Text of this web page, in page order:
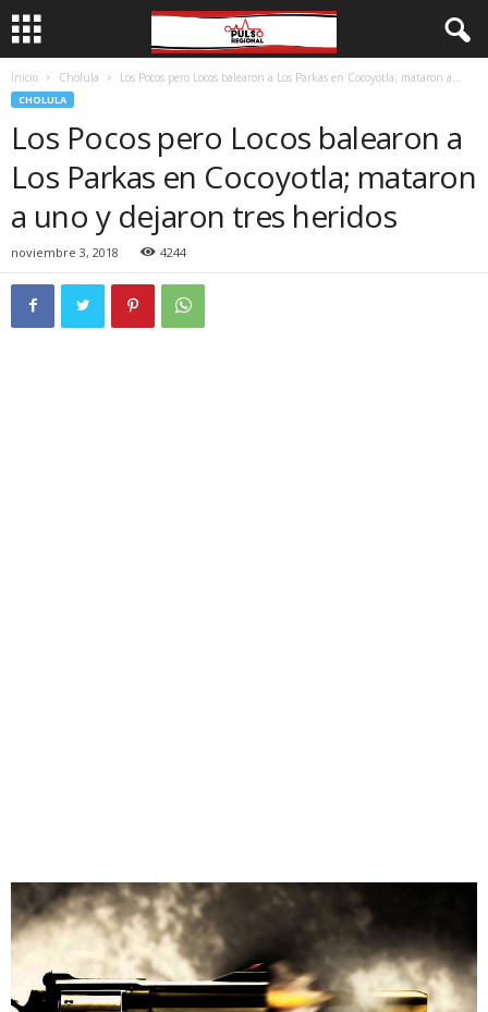
Inicio Cholula Los Pocos pero Locos balearon a Los Parkas en Cocoyotla; mataron a...
CHOLULA
Los Pocos pero Locos balearon a
Los Parkas en Cocoyotla; mataron
a uno y dejaron tres heridos
noviembre 3, 2018 4244